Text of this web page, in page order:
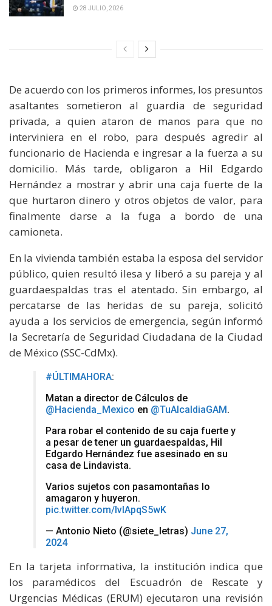
28 JULIO, 2026
De acuerdo con los primeros informes, los presuntos
asaltantes sometieron al guardia de seguridad
privada, a quien ataron de manos para que no
interviniera en el robo, para después agredir al
funcionario de Hacienda e ingresar a la fuerza a su
domicilio. Más tarde, obligaron a Hil Edgardo
Hernández a mostrar y abrir una caja fuerte de la
que hurtaron dinero y otros objetos de valor, para
finalmente darse a la fuga a bordo de una
camioneta.
En la vivienda también estaba la esposa del servidor
público, quien resultó ilesa y liberó a su pareja y al
guardaespaldas tras el atentado. Sin embargo, al
percatarse de las heridas de su pareja, solicitó
ayuda a los servicios de emergencia, según informó
la Secretaría de Seguridad Ciudadana de la Ciudad
de México (SSC-CdMx).
#ÚLTIMAHORA:
Matan a director de Cálculos de
@Hacienda_Mexico en @TuAlcaldiaGAM.
Para robar el contenido de su caja fuerte y
a pesar de tener un guardaespaldas, Hil
Edgardo Hernández fue asesinado en su
casa de Lindavista.
Varios sujetos con pasamontañas lo
amagaron y huyeron.
pic.twitter.com/IvIApqS5wK
— Antonio Nieto (@siete_letras) June 27,
2024
En la tarjeta informativa, la institución indica que
los paramédicos del Escuadrón de Rescate y
Urgencias Médicas (ERUM) ejecutaron una revisión